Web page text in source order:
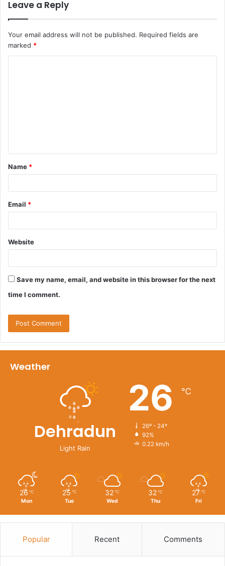
Leave a Reply
Your email address will not be published. Required fields are
marked *
t
*
Name *
Email *
Website
Save my name, email, and website in this browser for the next
time I comment.
Weather
Dehradun
Light Rain
26 ℃
26º - 24º
92%
0.22 km/h
26 ℃
Mon
25 ℃
Tue
32 ℃
Wed
32 ℃
Thu
27 ℃
Fri
Popular Recent Comments